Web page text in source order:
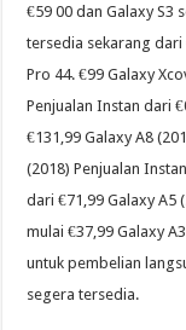
€59 00 dan Galaxy S3
tersedia sekarang dari
Pro 44. €99 Galaxy
Penjualan Instan dari
€131,99 Galaxy A8
(2018) Penjualan
dari €71,99 Galaxy A5
mulai €37,99 Galaxy
untuk pembelian
segera tersedia.